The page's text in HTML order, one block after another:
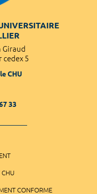
Giraud
cedex 5
CHU
33
CHU
CONFORME